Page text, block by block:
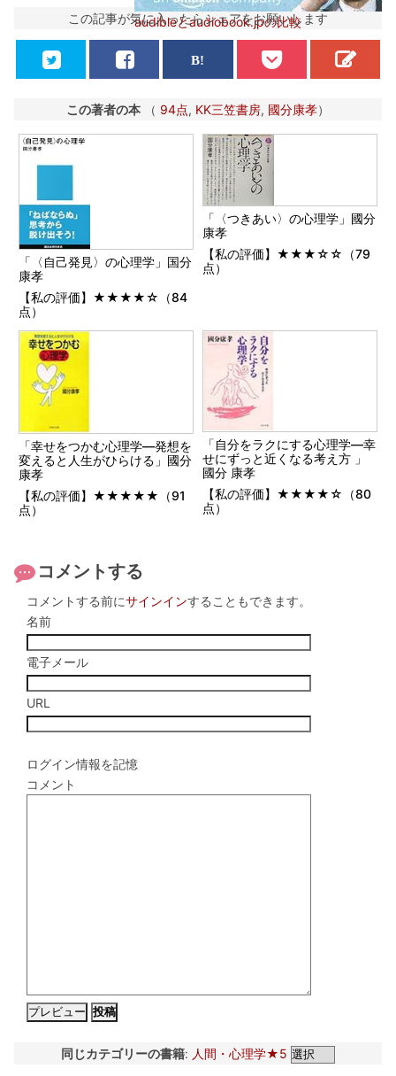
audibleとaudiobook.jpの比較
この記事が気に入ったらシェアをお願いします
この著者の本 （ 94点, KK三笠書房, 國分康孝）
「〈自己発見〉の心理学」国分
康孝
【私の評価】★★★★☆（84
点）
「〈つきあい〉の心理学」國分
康孝
【私の評価】★★★☆☆（79
点）
「幸せをつかむ心理学―発想を
変えると人生がひらける」國分
康孝
【私の評価】★★★★★（91
点）
「自分をラクにする心理学―幸
せにずっと近くなる考え方 」
國分 康孝
【私の評価】★★★★☆（80
点）
コメントする
コメントする前にサインインすることもできます。
名前
電子メール
URL
ログイン情報を記憶
コメント
同じカテゴリーの書籍: 人間・心理学★5